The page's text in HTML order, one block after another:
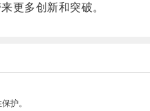
更多创新和突破。
护。